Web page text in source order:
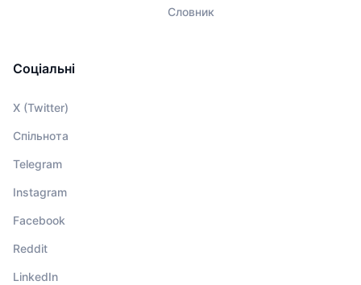
Словник
Соціальні
X (Twitter)
Спільнота
Telegram
Instagram
Facebook
Reddit
LinkedIn